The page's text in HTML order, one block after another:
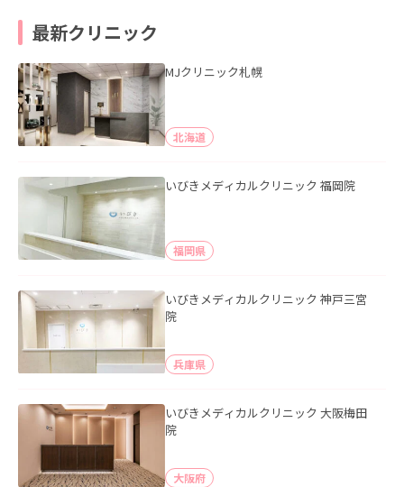
最新クリニック
MJクリニック札幌
北海道
いびきメディカルクリニック 福岡院
福岡県
いびきメディカルクリニック 神戸三宮
院
兵庫県
いびきメディカルクリニック 大阪梅田
院
大阪府